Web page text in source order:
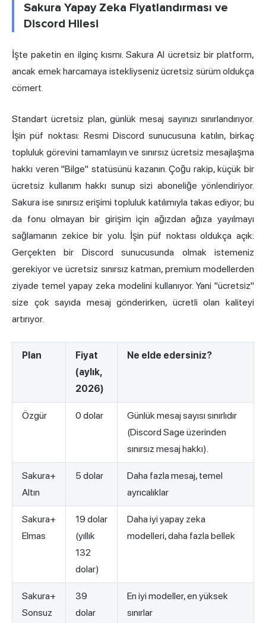
Sakura Yapay Zeka Fiyatlandırması ve
Discord Hilesi
İşte paketin en ilginç kısmı. Sakura AI ücretsiz bir platform,
ancak emek harcamaya istekliyseniz ücretsiz sürüm oldukça
cömert.
Standart ücretsiz plan, günlük mesaj sayınızı sınırlandırıyor.
İşin püf noktası: Resmi Discord sunucusuna katılın, birkaç
topluluk görevini tamamlayın ve sınırsız ücretsiz mesajlaşma
hakkı veren "Bilge" statüsünü kazanın. Çoğu rakip, küçük bir
ücretsiz kullanım hakkı sunup sizi aboneliğe yönlendiriyor.
Sakura ise sınırsız erişimi topluluk katılımıyla takas ediyor; bu
da fonu olmayan bir girişim için ağızdan ağıza yayılmayı
sağlamanın zekice bir yolu. İşin püf noktası oldukça açık:
Gerçekten bir Discord sunucusunda olmak istemeniz
gerekiyor ve ücretsiz sınırsız katman, premium modellerden
ziyade temel yapay zeka modelini kullanıyor. Yani "ücretsiz"
size çok sayıda mesaj gönderirken, ücretli olan kaliteyi
artırıyor.
Plan
Fiyat
(aylık,
2026)
Ne elde edersiniz?
Özgür 0 dolar
Günlük mesaj sayısı sınırlıdır
(Discord Sage üzerinden
sınırsız mesaj hakkı).
Sakura+
Altın
5 dolar
Daha fazla mesaj, temel
ayrıcalıklar
Sakura+
Elmas
19 dolar
(yıllık
132
dolar)
Daha iyi yapay zeka
modelleri, daha fazla bellek
Sakura+
Sonsuz
39
dolar
En iyi modeller, en yüksek
sınırlar